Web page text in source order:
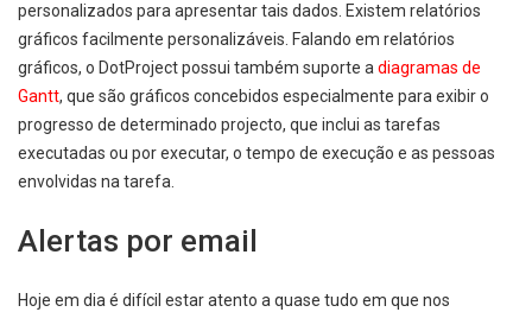
personalizados para apresentar tais dados. Existem relatórios
gráficos facilmente personalizáveis. Falando em relatórios
gráficos, o DotProject possui também suporte a diagramas de
Gantt, que são gráficos concebidos especialmente para exibir o
progresso de determinado projecto, que inclui as tarefas
executadas ou por executar, o tempo de execução e as pessoas
envolvidas na tarefa.
Alertas por email
Hoje em dia é difícil estar atento a quase tudo em que nos